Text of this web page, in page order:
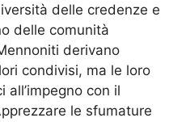
delle credenze e
delle comunità
derivano
condivisi, ma le loro
all’impegno con il
le sfumature